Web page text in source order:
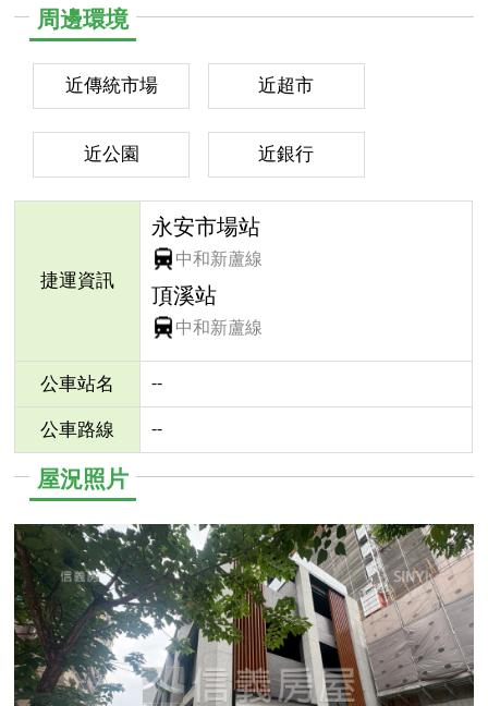
周邊環境
近傳統市場 近超市
近公園 近銀行
捷運資訊
永安市場站
中和新蘆線
頂溪站
中和新蘆線
公車站名 --
公車路線 --
屋況照片